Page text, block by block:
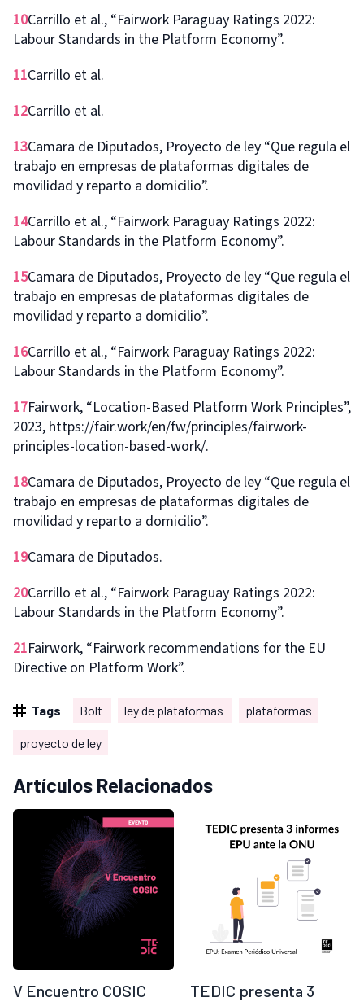
10Carrillo et al., “Fairwork Paraguay Ratings 2022:
Labour Standards in the Platform Economy”.
11Carrillo et al.
12Carrillo et al.
13Camara de Diputados, Proyecto de ley “Que regula el
trabajo en empresas de plataformas digitales de
movilidad y reparto a domicilio”.
14Carrillo et al., “Fairwork Paraguay Ratings 2022:
Labour Standards in the Platform Economy”.
15Camara de Diputados, Proyecto de ley “Que regula el
trabajo en empresas de plataformas digitales de
movilidad y reparto a domicilio”.
16Carrillo et al., “Fairwork Paraguay Ratings 2022:
Labour Standards in the Platform Economy”.
17Fairwork, “Location-Based Platform Work Principles”,
2023, https://fair.work/en/fw/principles/fairwork-
principles-location-based-work/.
18Camara de Diputados, Proyecto de ley “Que regula el
trabajo en empresas de plataformas digitales de
movilidad y reparto a domicilio”.
19Camara de Diputados.
20Carrillo et al., “Fairwork Paraguay Ratings 2022:
Labour Standards in the Platform Economy”.
21Fairwork, “Fairwork recommendations for the EU
Directive on Platform Work”.
Tags Bolt ley de plataformas plataformas
proyecto de ley
Artículos Relacionados
V Encuentro COSIC
TEDIC presenta 3